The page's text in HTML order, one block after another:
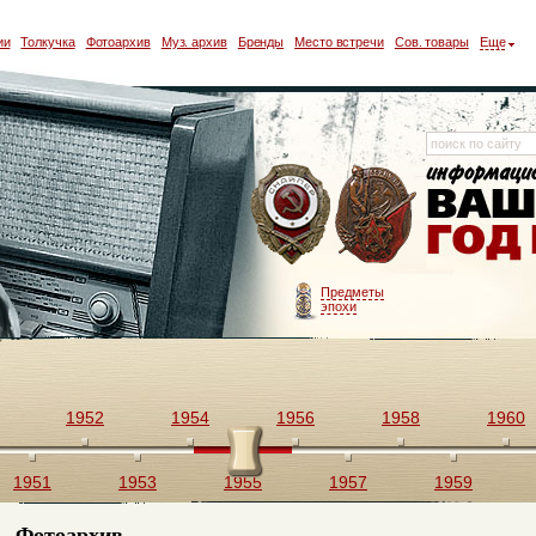
Толкучка Фотоархив Муз. архив Бренды Место встречи Сов. товары Еще
Предметы
эпохи
1951
1952
1953
1954
1955
1956
1957
1958
1959
1960